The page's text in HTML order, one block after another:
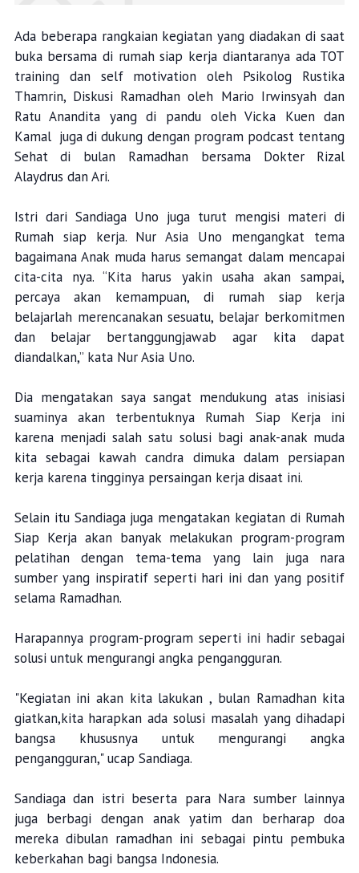
Ada beberapa rangkaian kegiatan yang diadakan di saat
buka bersama di rumah siap kerja diantaranya ada TOT
training dan self motivation oleh Psikolog Rustika
Thamrin, Diskusi Ramadhan oleh Mario Irwinsyah dan
Ratu Anandita yang di pandu oleh Vicka Kuen dan
Kamal juga di dukung dengan program podcast tentang
Sehat di bulan Ramadhan bersama Dokter Rizal
Alaydrus dan Ari.
Istri dari Sandiaga Uno juga turut mengisi materi di
Rumah siap kerja. Nur Asia Uno mengangkat tema
bagaimana Anak muda harus semangat dalam mencapai
cita-cita nya. “Kita harus yakin usaha akan sampai,
percaya akan kemampuan, di rumah siap kerja
belajarlah merencanakan sesuatu, belajar berkomitmen
dan belajar bertanggungjawab agar kita dapat
diandalkan,” kata Nur Asia Uno.
Dia mengatakan saya sangat mendukung atas inisiasi
suaminya akan terbentuknya Rumah Siap Kerja ini
karena menjadi salah satu solusi bagi anak-anak muda
kita sebagai kawah candra dimuka dalam persiapan
kerja karena tingginya persaingan kerja disaat ini.
Selain itu Sandiaga juga mengatakan kegiatan di Rumah
Siap Kerja akan banyak melakukan program-program
pelatihan dengan tema-tema yang lain juga nara
sumber yang inspiratif seperti hari ini dan yang positif
selama Ramadhan.
Harapannya program-program seperti ini hadir sebagai
solusi untuk mengurangi angka pengangguran.
"Kegiatan ini akan kita lakukan , bulan Ramadhan kita
giatkan,kita harapkan ada solusi masalah yang dihadapi
bangsa khususnya untuk mengurangi angka
pengangguran," ucap Sandiaga.
Sandiaga dan istri beserta para Nara sumber lainnya
juga berbagi dengan anak yatim dan berharap doa
mereka dibulan ramadhan ini sebagai pintu pembuka
keberkahan bagi bangsa Indonesia.